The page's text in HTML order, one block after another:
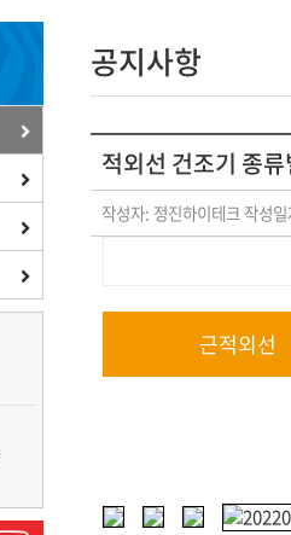
공지사항
적외선 건조기 종
작성자: 정진하이테크 작성
근적외선